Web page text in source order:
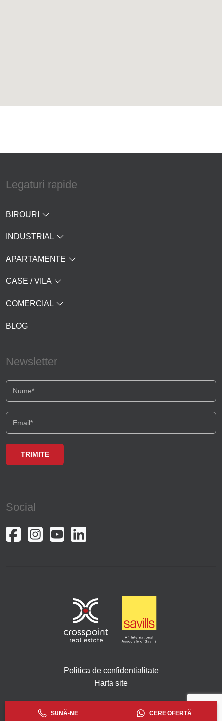
SUNĂ-NE CERE OFERTĂ
Legaturi rapide
BIROURI
INDUSTRIAL
APARTAMENTE
CASE / VILA
COMERCIAL
BLOG
Newsletter
Social
Politica de confidentialitate
Harta site
Copyright © 2026. Toate drepturile rezervate Crosspoint.